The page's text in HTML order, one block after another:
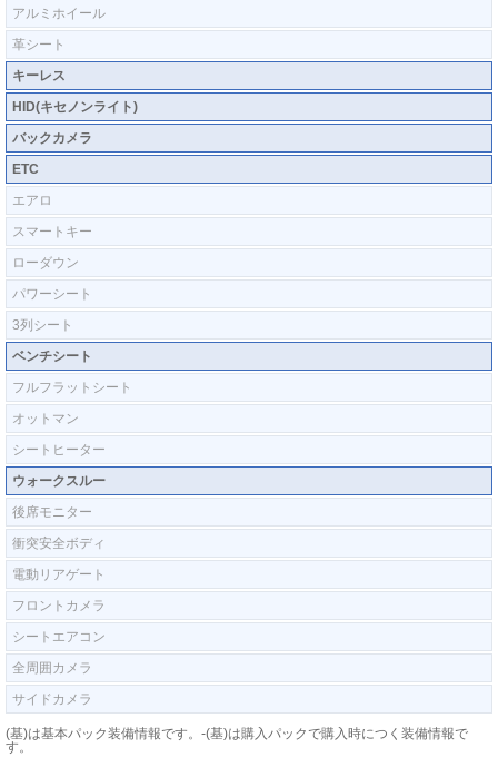
アルミホイール
革シート
キーレス
HID(キセノンライト)
バックカメラ
ETC
エアロ
スマートキー
ローダウン
パワーシート
3列シート
ベンチシート
フルフラットシート
オットマン
シートヒーター
ウォークスルー
後席モニター
衝突安全ボディ
電動リアゲート
フロントカメラ
シートエアコン
全周囲カメラ
サイドカメラ
(基)は基本パック装備情報です。-(基)は購入パックで購入時につく装備情報で
す。